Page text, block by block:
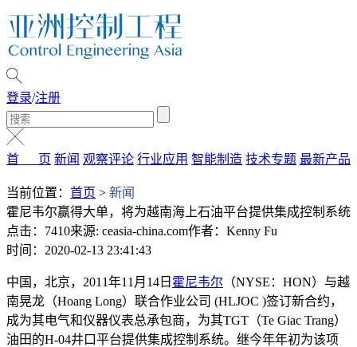
登录/注册
首 页 新闻 观察评论 行业应用 智能制造 技术专题 最新产品
当前位置： 首页 > 新闻
霍尼韦尔赢得大单，将为越南海上石油平台提供集成控制系统
点击：7410来源: ceasia-china.com作者：Kenny Fu
时间：2020-02-13 23:41:43
中国，北京，2011年11月14日 霍尼韦尔 （NYSE：HON）与越
南晃龙（Hoang Long）联合作业公司 (HLJOC )签订新合约，
成为其电气和仪器仪表总承包商，为其TGT（Te Giac Trang）
油田的H-04井口平台提供集成控制系统。继今年年初为该项